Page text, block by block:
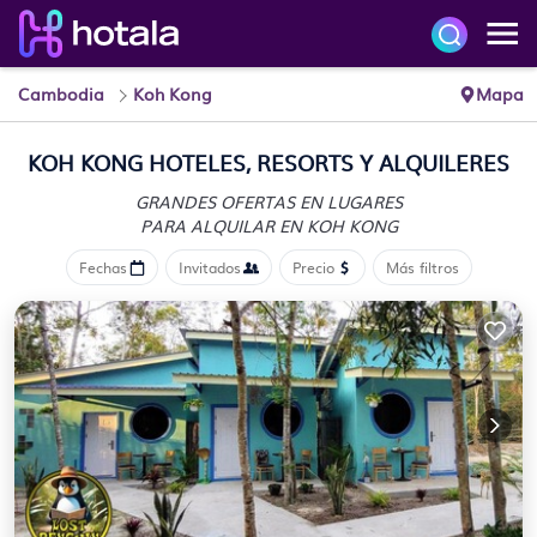
Cambodia Koh Kong Mapa
KOH KONG HOTELES, RESORTS Y ALQUILERES
GRANDES OFERTAS EN LUGARES
PARA ALQUILAR EN KOH KONG
Fechas Invitados Precio Más filtros